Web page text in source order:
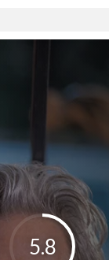
5.8